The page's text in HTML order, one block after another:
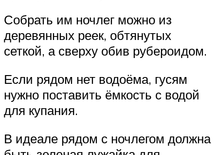
Собрать им ночлег можно из
деревянных реек, обтянутых
сеткой, а сверху обив рубероидом.
Если рядом нет водоёма, гусям
нужно поставить ёмкость с водой
для купания.
В идеале рядом с ночлегом должна